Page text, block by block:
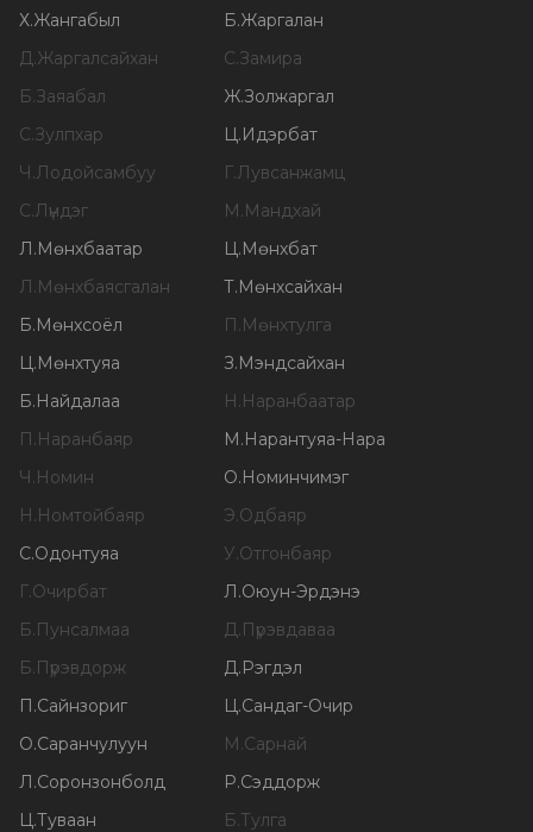
Х.Жангабыл Б.Жаргалан
Д.Жаргалсайхан С.Замира
Б.Заяабал Ж.Золжаргал
С.Зулпхар Ц.Идэрбат
Ч.Лодойсамбуу Г.Лувсанжамц
С.Лүндэг М.Мандхай
Л.Мөнхбаатар Ц.Мөнхбат
Л.Мөнхбаясгалан Т.Мөнхсайхан
Б.Мөнхсоёл П.Мөнхтулга
Ц.Мөнхтуяа З.Мэндсайхан
Б.Найдалаа Н.Наранбаатар
П.Наранбаяр М.Нарантуяа-Нара
Ч.Номин О.Номинчимэг
Н.Номтойбаяр Э.Одбаяр
С.Одонтуяа У.Отгонбаяр
Г.Очирбат Л.Оюун-Эрдэнэ
Б.Пунсалмаа Д.Пүрэвдаваа
Б.Пүрэвдорж Д.Рэгдэл
П.Сайнзориг Ц.Сандаг-Очир
О.Саранчулуун М.Сарнай
Л.Соронзонболд Р.Сэддорж
Ц.Туваан Б.Тулга